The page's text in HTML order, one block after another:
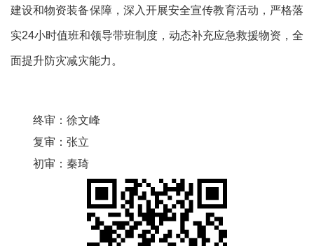
建设和物资装备保障，深入开展安全宣传教育活动，严格落
实24小时值班和领导带班制度，动态补充应急救援物资，全
面提升防灾减灾能力。
终审： 徐文峰
复审： 张立
初审： 秦琦